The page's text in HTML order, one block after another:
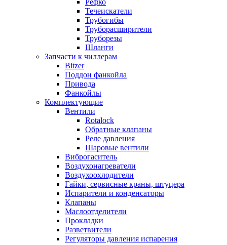
Рефко
Течеискатели
Трубогибы
Труборасширители
Труборезы
Шланги
Запчасти к чиллерам
Bitzer
Поддон фанкойла
Привода
Фанкойлы
Комплектующие
Вентили
Rotalock
Обратные клапаны
Реле давления
Шаровые вентили
Виброгаситель
Воздухонагреватели
Воздухоохлодители
Гайки, сервисные краны, штуцера
Испарители и конденсаторы
Клапаны
Маслоотделители
Прокладки
Разветвители
Регуляторы давления испарения